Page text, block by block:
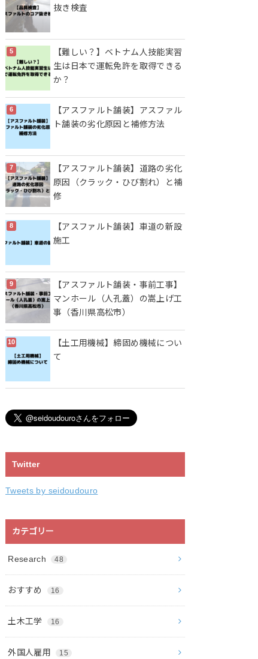
抜き検査
【難しい？】ベトナム人技能実習
生は日本で運転免許を取得できる
か？
【アスファルト舗装】アスファル
ト舗装の劣化原因と補修方法
【アスファルト舗装】道路の劣化
原因（クラック・ひび割れ）と補
修
【アスファルト舗装】車道の新設
施工
【アスファルト舗装・事前工事】
マンホール（人孔蓋）の嵩上げ工
事（香川県高松市）
【土工用機械】締固め機械につい
て
Twitter
Tweets by seidoudouro
カテゴリー
Research 48
おすすめ 16
土木工学 16
外国人雇用 15